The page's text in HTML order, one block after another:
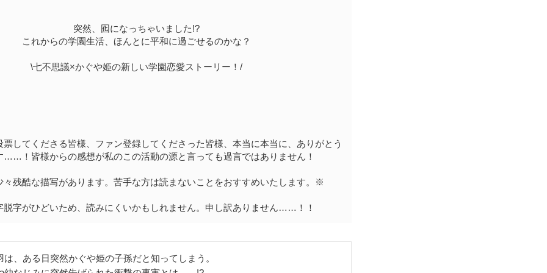
突然、囮になっちゃいました!?
これからの学園生活、ほんとに平和に過ごせるのかな？
\七不思議×かぐや姫の新しい学園恋愛ストーリー！/
票してくださる皆様、ファン登録してくださった皆様、本当に本当に、ありがとう
……！皆様からの感想が私のこの活動の源と言っても過言ではありません！
残酷な描写があります。苦手な方は読まないことをおすすめいたします。※
脱字がひどいため、読みにくいかもしれません。申し訳ありません……！！
、ある日突然かぐや姫の子孫だと知ってしまう。